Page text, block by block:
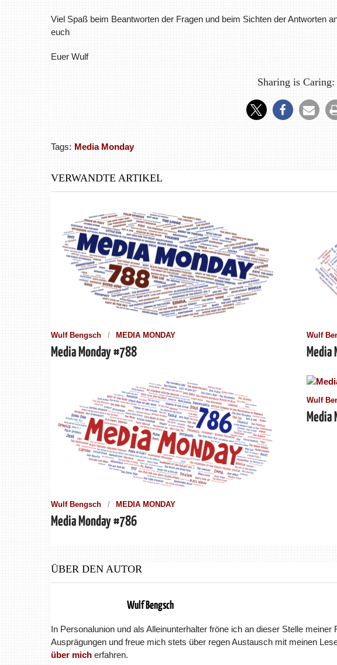
Viel Spaß beim Beantworten der Fragen und beim Sichten der Antworten
euch
Euer Wulf
Sharing is Caring:
Tags: Media Monday
VERWANDTE ARTIKEL
Wulf Bengsch MEDIA MONDAY
Media Monday #788
Wulf
Media
Wulf Bengsch MEDIA MONDAY
Media Monday #786
Wulf
Media
ÜBER DEN AUTOR
Wulf Bengsch
In Personalunion und als Alleinunterhalter fröne ich an dieser Stelle
Ausprägungen und freue mich stets über regen Austausch mit meinen
über mich erfahren.